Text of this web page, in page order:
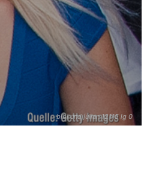
bibi und julian 12115 lg 0